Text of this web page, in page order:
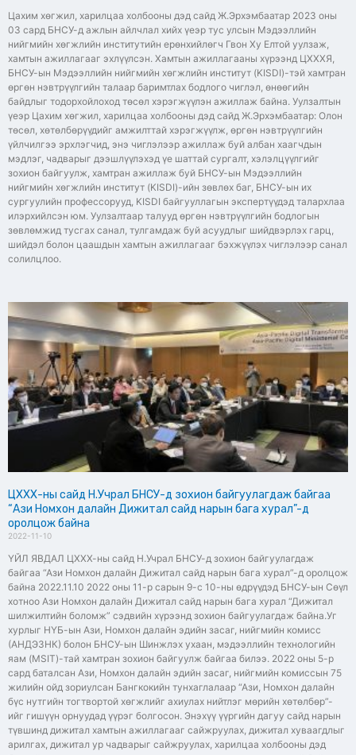
Цахим хөгжил, харилцаа холбооны дэд сайд Ж.Эрхэмбаатар 2023 оны
03 сард БНСУ-д ажлын айлчлал хийх үеэр тус улсын Мэдээллийн
нийгмийн хөгжлийн институтийн ерөнхийлөгч Гвон Ху Елтой уулзаж,
хамтын ажиллагааг эхлүүлсэн. Хамтын ажиллагааны хүрээнд ЦХХХЯ,
БНСУ-ын Мэдээллийн нийгмийн хөгжлийн институт (KISDI)-тэй хамтран
өргөн нэвтрүүлгийн талаар баримтлах бодлого чиглэл, өнөөгийн
байдлыг тодорхойлоход төсөл хэрэгжүүлэн ажиллаж байна. Уулзалтын
үеэр Цахим хөгжил, харилцаа холбооны дэд сайд Ж.Эрхэмбаатар: Олон
төсөл, хөтөлбөрүүдийг амжилттай хэрэгжүүлж, өргөн нэвтрүүлгийн
үйлчилгээ эрхлэгчид, энэ чиглэлээр ажиллаж буй албан хаагчдын
мэдлэг, чадварыг дээшлүүлэхэд үе шаттай сургалт, хэлэлцүүлгийг
зохион байгуулж, хамтран ажиллаж буй БНСУ-ын Мэдээллийн
нийгмийн хөгжлийн институт (KISDI)-ийн зөвлөх баг, БНСУ-ын их
сургуулийн профессорууд, KISDI байгууллагын экспертүүдэд талархлаа
илэрхийлсэн юм. Уулзалтаар талууд өргөн нэвтрүүлгийн бодлогын
зөвлөмжид тусгах санал, тулгамдаж буй асуудлыг шийдвэрлэх гарц,
шийдэл болон цаашдын хамтын ажиллагааг бэхжүүлэх чиглэлээр санал
солилцлоо.
ЦХХХ-ны сайд Н.Учрал БНСУ-д зохион байгуулагдаж байгаа
“Ази Номхон далайн Дижитал сайд нарын бага хурал”-д
оролцож байна
2022-11-10
ҮЙЛ ЯВДАЛ ЦХХХ-ны сайд Н.Учрал БНСУ-д зохион байгуулагдаж
байгаа “Ази Номхон далайн Дижитал сайд нарын бага хурал”-д оролцож
байна 2022.11.10 2022 оны 11-р сарын 9-с 10-ны өдрүүдэд БНСУ-ын Сөүл
хотноо Ази Номхон далайн Дижитал сайд нарын бага хурал “Дижитал
шилжилтийн боломж” сэдвийн хүрээнд зохион байгуулагдаж байна.Уг
хурлыг НҮБ-ын Ази, Номхон далайн эдийн засаг, нийгмийн комисс
(АНДЭЗНК) болон БНСУ-ын Шинжлэх ухаан, мэдээллийн технологийн
яам (MSIT)-тай хамтран зохион байгуулж байгаа билээ. 2022 оны 5-р
сард баталсан Ази, Номхон далайн эдийн засаг, нийгмийн комиссын 75
жилийн ойд зориулсан Бангкокийн тунхаглалаар “Ази, Номхон далайн
бүс нутгийн тогтвортой хөгжлийг ахиулах нийтлэг мөрийн хөтөлбөр”-
ийг гишүүн орнуудад үүрэг болгосон. Энэхүү үүргийн дагуу сайд нарын
түвшинд дижитал хамтын ажиллагааг сайжруулах, дижитал хуваагдлыг
арилгах, дижитал ур чадварыг сайжруулах, харилцаа холбооны дэд